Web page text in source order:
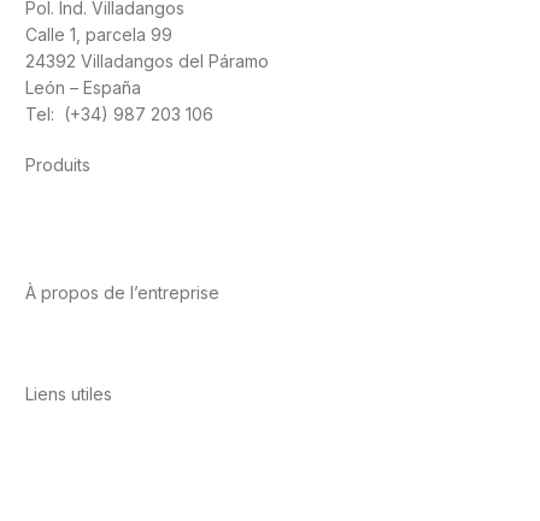
Pol. Ind. Villadangos
Calle 1, parcela 99
24392 Villadangos del Páramo
León – España
Tel: (+34) 987 203 106
Produits
À propos de l’entreprise
Liens utiles